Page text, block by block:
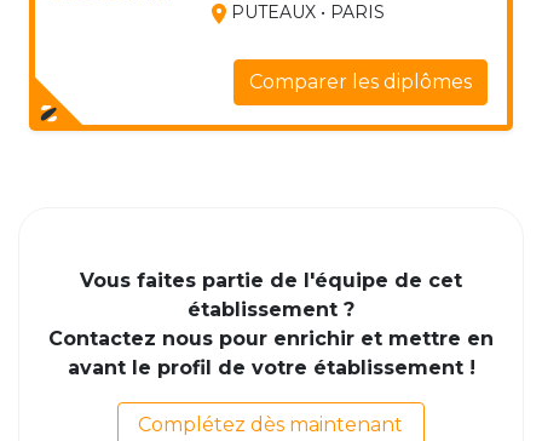
PUTEAUX • PARIS
Comparer les diplômes
Vous faites partie de l'équipe de cet
établissement ?
Contactez nous pour enrichir et mettre en
avant le profil de votre établissement !
Complétez dès maintenant